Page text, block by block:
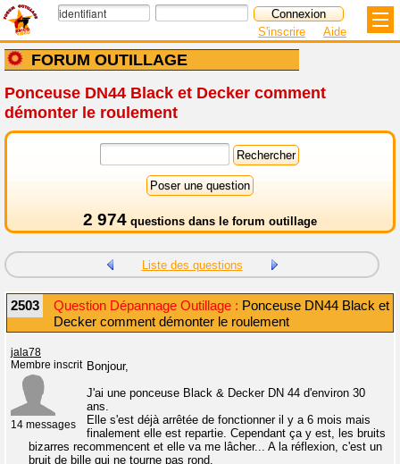
FORUM OUTILLAGE
S'inscrire Aide
Ponceuse DN44 Black et Decker comment
démonter le roulement
2 974 questions dans le forum outillage
Liste des questions
2503 Question Dépannage Outillage : Ponceuse DN44 Black et
Decker comment démonter le roulement
jala78
Membre inscrit
14 messages
Bonjour,
J'ai une ponceuse Black & Decker DN 44 d'environ 30
ans.
Elle s'est déjà arrêtée de fonctionner il y a 6 mois mais
finalement elle est repartie. Cependant ça y est, les bruits
bizarres recommencent et elle va me lâcher... A la réflexion, c'est un
bruit de bille qui ne tourne pas rond.